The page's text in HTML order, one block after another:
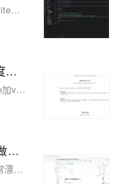
【02】建立各项目录和页面标准化产品-vue+vite开发实战-做一个非常漂亮的APP下载落地页-支持PC和H5自适应提供安卓苹果鸿蒙下载和网页端访问-优雅草卓伊凡
【06】优化完善落地页样式内容-精度优化-vue加vite开发实战-做一个非常漂亮的APP下载落地页-支持PC和H5自适应提供安卓苹果鸿蒙下载和网页端访问-优雅草卓伊凡
【06】优化完善落地页样式内容-精度优化-vue加vite开发实战-做一个非常漂亮的APP下载落地页-支持PC和H5自适应提供安卓苹果鸿蒙下载和网页端访问-优雅草卓伊凡
【01】首页建立-vue+vite开发实战-做一个非常漂亮的APP下载落地页-支持PC和H5自适应提供安卓苹果鸿蒙下载和网页端访问-优雅草卓伊凡
【01】首页建立-vue+vite开发实战-做一个非常漂亮的APP下载落地页-支持PC和H5自适应提供安卓苹果鸿蒙下载和网页端访问-优雅草卓伊凡